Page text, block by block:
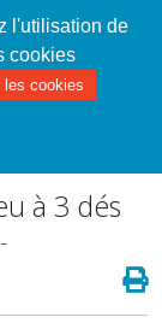
Trois dés sur
à 3 dés
-
l'utilisation de
cookies
cookies